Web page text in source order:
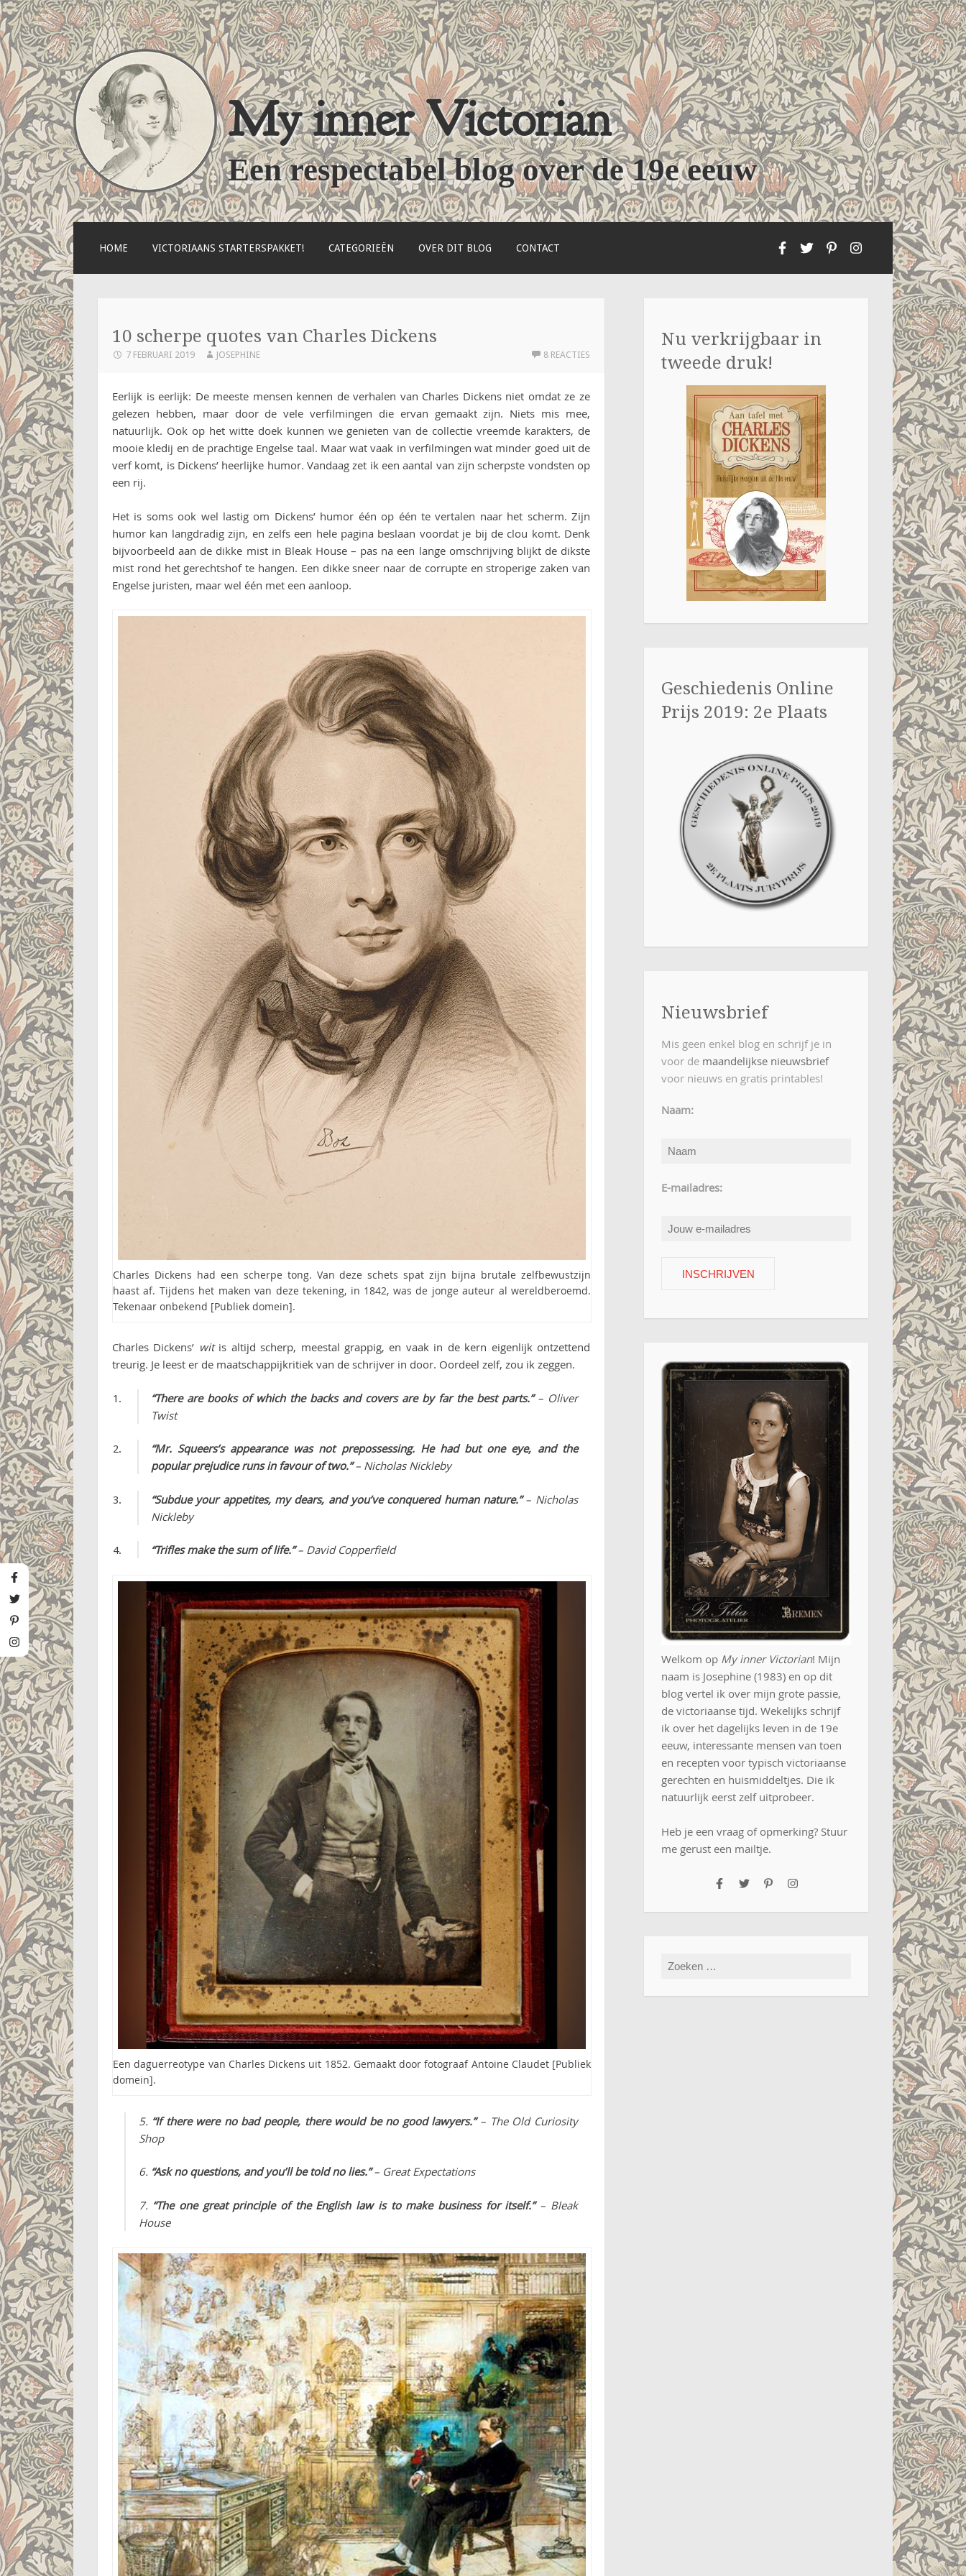
My inner Victorian
Een respectabel blog over de 19e eeuw
INHOUD
HOME VICTORIAANS STARTERSPAKKET! CATEGORIEËN OVER DIT BLOG CONTACT
10 scherpe quotes van Charles Dickens
7 FEBRUARI 2019 JOSEPHINE 8 REACTIES
Eerlijk is eerlijk: De meeste mensen kennen de verhalen van Charles Dickens niet omdat ze ze
gelezen hebben, maar door de vele verfilmingen die ervan gemaakt zijn. Niets mis mee,
natuurlijk. Ook op het witte doek kunnen we genieten van de collectie vreemde karakters, de
mooie kledij en de prachtige Engelse taal. Maar wat vaak in verfilmingen wat minder goed uit de
verf komt, is Dickens’ heerlijke humor. Vandaag zet ik een aantal van zijn scherpste vondsten op
een rij.
Het is soms ook wel lastig om Dickens’ humor één op één te vertalen naar het scherm. Zijn
humor kan langdradig zijn, en zelfs een hele pagina beslaan voordat je bij de clou komt. Denk
bijvoorbeeld aan de dikke mist in Bleak House – pas na een lange omschrijving blijkt de dikste
mist rond het gerechtshof te hangen. Een dikke sneer naar de corrupte en stroperige zaken van
Engelse juristen, maar wel één met een aanloop.
Charles Dickens had een scherpe tong. Van deze schets spat zijn bijna brutale zelfbewustzijn
haast af. Tijdens het maken van deze tekening, in 1842, was de jonge auteur al wereldberoemd.
Tekenaar onbekend [Publiek domein].
Charles Dickens’ witis altijd scherp, meestal grappig, en vaak in de kern eigenlijk ontzettend
treurig. Je leest er de maatschappijkritiek van de schrijver in door. Oordeel zelf, zou ik zeggen.
“There are books of which the backs and covers are by far the best parts.”– Oliver
Twist
“Mr. Squeers’s appearance was not prepossessing. He had but one eye, and the
popular prejudice runs in favour of two.”– Nicholas Nickleby
“Subdue your appetites, my dears, and you’ve conquered human nature.”– Nicholas
Nickleby
“Trifles make the sum of life.”– David Copperfield
Een daguerreotype van Charles Dickens uit 1852. Gemaakt door fotograaf Antoine Claudet [Publiek
domein].
5. “If there were no bad people, there would be no good lawyers.”– The Old Curiosity
Shop
6. “Ask no questions, and you’ll be told no lies.”– Great Expectations
7. “The one great principle of the English law is to make business for itself.”– Bleak
House
Pin this!
Nu verkrijgbaar in
tweede druk!
Geschiedenis Online
Prijs 2019: 2e Plaats
Nieuwsbrief
Mis geen enkel blog en schrijf je in
voor de maandelijkse nieuwsbrief
voor nieuws en gratis printables!
Naam:
E-mailadres:
Welkom op My inner Victorian! Mijn
naam is Josephine (1983) en op dit
blog vertel ik over mijn grote passie,
de victoriaanse tijd. Wekelijks schrijf
ik over het dagelijks leven in de 19e
eeuw, interessante mensen van toen
en recepten voor typisch victoriaanse
gerechten en huismiddeltjes. Die ik
natuurlijk eerst zelf uitprobeer.
Heb je een vraag of opmerking? Stuur
me gerust een mailtje.
Zoeken